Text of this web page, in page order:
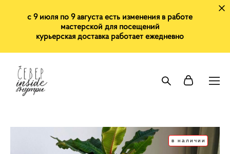
с 9 июля по 9 августа есть изменения в работе
мастерской для посещений
курьерская доставка работает ежедневно
в наличии